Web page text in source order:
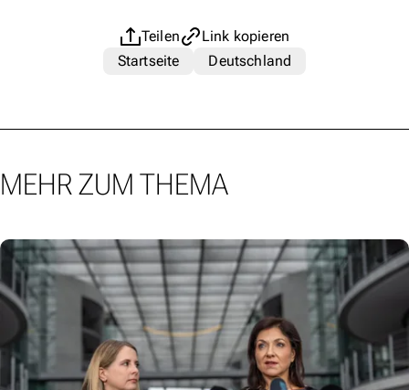
Teilen
Link kopieren
Startseite
Deutschland
MEHR ZUM THEMA